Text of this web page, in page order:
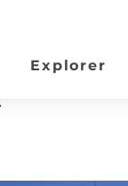
Explorer